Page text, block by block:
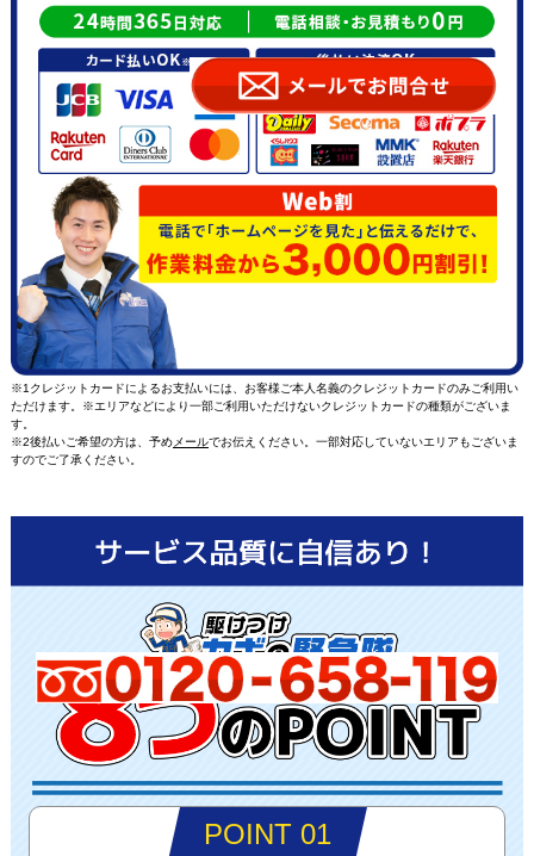
※1クレジットカードによるお支払いには、お客様ご本人名義のクレジットカードのみご利用い
ただけます。※エリアなどにより一部ご利用いただけないクレジットカードの種類がございま
す。
※2後払いご希望の方は、予めメールでお伝えください。一部対応していないエリアもございま
すのでご了承ください。
POINT 01